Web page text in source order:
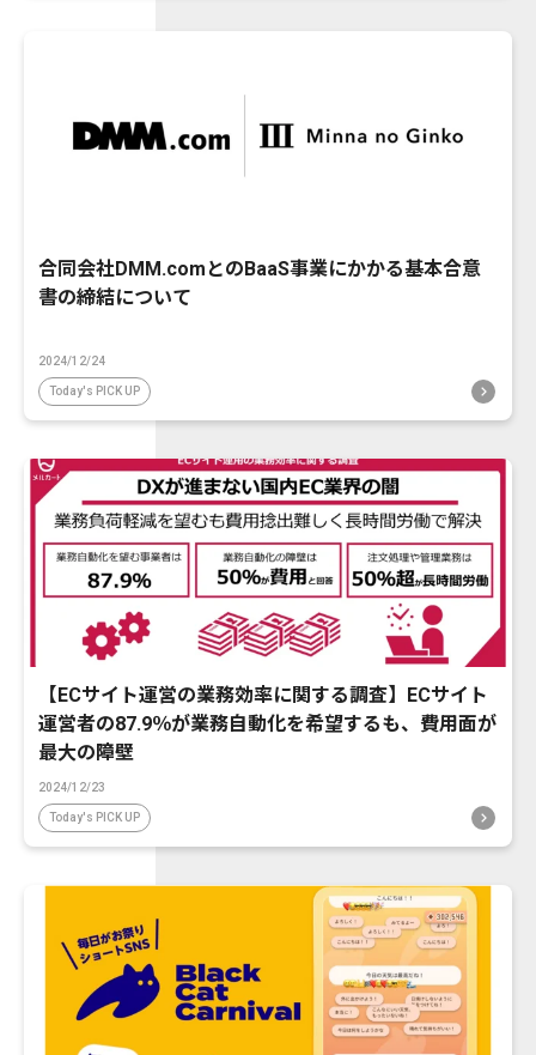
合同会社DMM.comとのBaaS事業にかかる基本合意
書の締結について
2024/12/24
Today's PICK UP
【ECサイト運営の業務効率に関する調査】ECサイト
運営者の87.9％が業務自動化を希望するも、費用面が
最大の障壁
2024/12/23
Today's PICK UP